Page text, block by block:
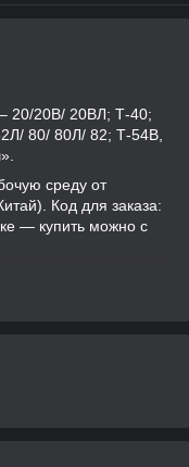
20/20В/ 20ВЛ; Т-40;
80/ 80Л/ 82; Т-54В,
среду от
Код для заказа:
— купить можно с